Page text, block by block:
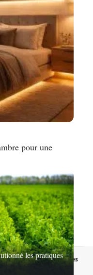
pour une
les pratiques
Mentions légales